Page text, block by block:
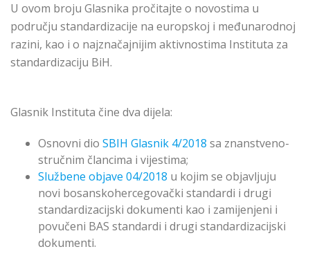
U ovom broju Glasnika pročitajte o novostima u
području standardizacije na europskoj i međunarodnoj
razini, kao i o najznačajnijim aktivnostima Instituta za
standardizaciju BiH.
Glasnik Instituta čine dva dijela:
Osnovni dio SBIH Glasnik 4/2018 sa znanstveno-
stručnim člancima i vijestima;
Službene objave 04/2018 u kojim se objavljuju
novi bosanskohercegovački standardi i drugi
standardizacijski dokumenti kao i zamijenjeni i
povučeni BAS standardi i drugi standardizacijski
dokumenti.